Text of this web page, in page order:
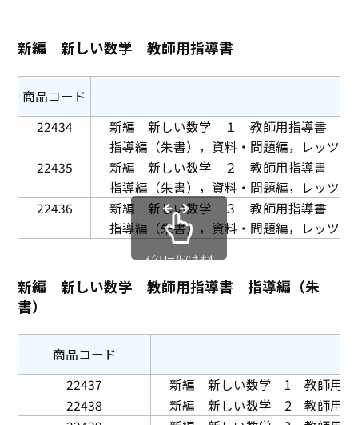
新編 新しい数学 教師用指導書
商品コード
22434
新編 新しい数学 １ 教師用指導書
指導編（朱書），資料・問題編，レッツ
22435
新編 新しい数学 ２ 教師用指導書
指導編（朱書），資料・問題編，レッツ
22436
新編 新しい数学 ３ 教師用指導書
指導編（朱書），資料・問題編，レッツ
新編 新しい数学 教師用指導書 指導編（朱
書）
商品コード
22437
新編 新しい数学 1 教師用指
22438
新編 新しい数学 2 教師用指
スクロールできます